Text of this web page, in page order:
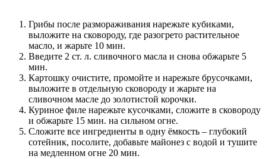
Грибы после размораживания нарежьте кубиками,
выложите на сковороду, где разогрето растительное
масло, и жарьте 10 мин.
Введите 2 ст. л. сливочного масла и снова обжарьте 5
мин.
Картошку очистите, промойте и нарежьте брусочками,
выложите в отдельную сковороду и жарьте на
сливочном масле до золотистой корочки.
Куриное филе нарежьте кусочками, сложите в сковороду
и обжарьте 15 мин. на сильном огне.
Сложите все ингредиенты в одну ёмкость – глубокий
сотейник, посолите, добавьте майонез с водой и тушите
на медленном огне 20 мин.